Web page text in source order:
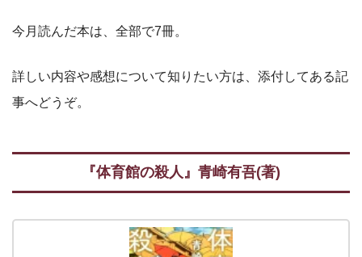
今月読んだ本は、全部で7冊。
詳しい内容や感想について知りたい方は、添付してある記
事へどうぞ。
『体育館の殺人』青崎有吾(著)